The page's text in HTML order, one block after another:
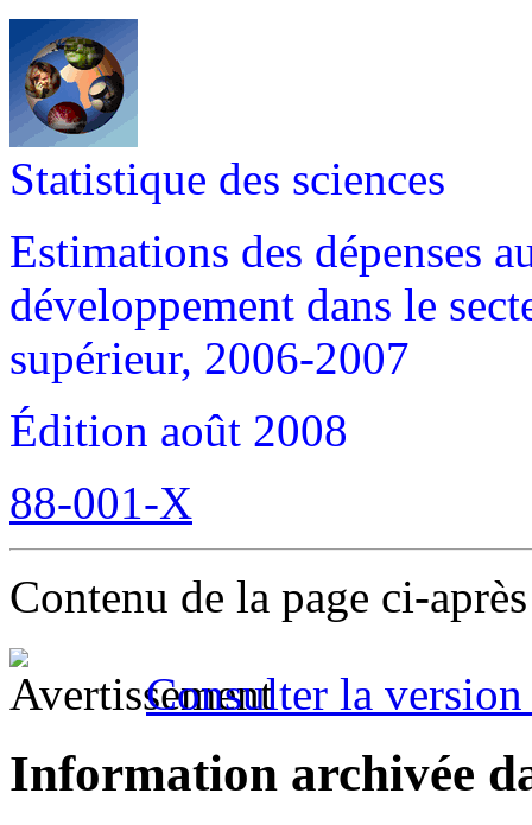
Statistique des sciences
Estimations des dépenses
développement dans le
supérieur, 2006-2007
Édition août 2008
88-001-X
Contenu de la page ci-après
Consulter la
Information archivée